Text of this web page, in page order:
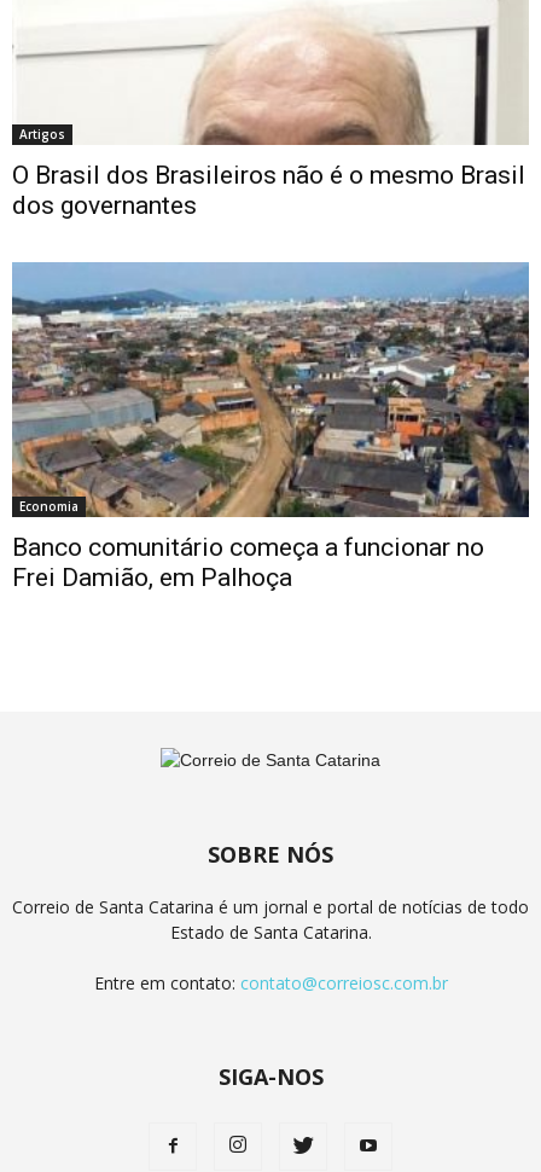
Artigos
O Brasil dos Brasileiros não é o mesmo Brasil
dos governantes
Economia
Banco comunitário começa a funcionar no
Frei Damião, em Palhoça
SOBRE NÓS
Correio de Santa Catarina é um jornal e portal de notícias de todo
Estado de Santa Catarina.
Entre em contato: contato@correiosc.com.br
SIGA-NOS